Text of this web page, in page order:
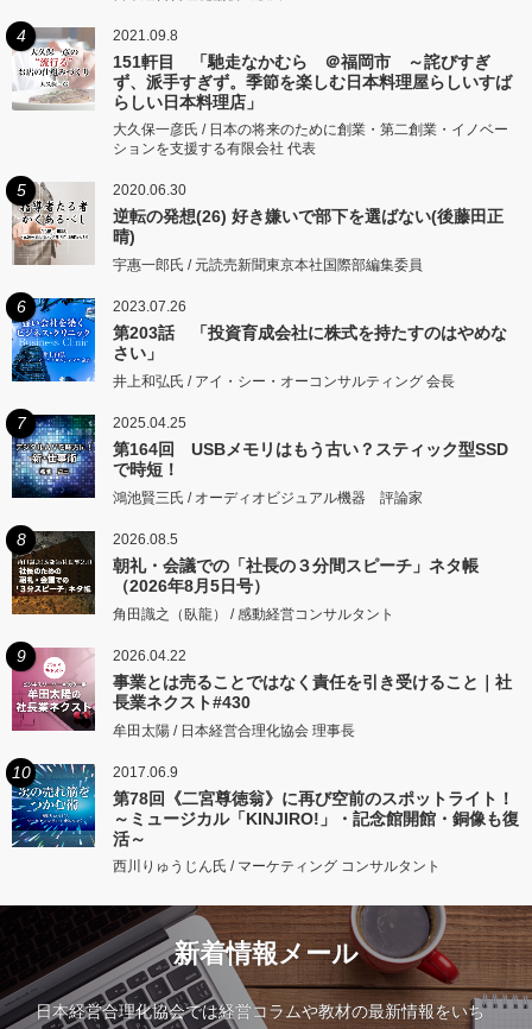
4 2021.09.8
151軒目 「馳走なかむら ＠福岡市 ～詫びすぎ
ず、派手すぎず。季節を楽しむ日本料理屋らしいすば
らしい日本料理店」
大久保一彦氏 / 日本の将来のために創業・第二創業・イノベー
ションを支援する有限会社 代表
5 2020.06.30
逆転の発想(26) 好き嫌いで部下を選ばない(後藤田正
晴)
宇惠一郎氏 / 元読売新聞東京本社国際部編集委員
6 2023.07.26
第203話 「投資育成会社に株式を持たすのはやめな
さい」
井上和弘氏 / アイ・シー・オーコンサルティング 会長
7 2025.04.25
第164回 USBメモリはもう古い？スティック型SSD
で時短！
鴻池賢三氏 / オーディオビジュアル機器 評論家
8 2026.08.5
朝礼・会議での「社長の３分間スピーチ」ネタ帳
（2026年8月5日号）
角田識之（臥龍） / 感動経営コンサルタント
9 2026.04.22
事業とは売ることではなく責任を引き受けること｜社
長業ネクスト#430
牟田太陽 / 日本経営合理化協会 理事長
10 2017.06.9
第78回《二宮尊徳翁》に再び空前のスポットライト！
～ミュージカル「KINJIRO!」・記念館開館・銅像も復
活～
西川りゅうじん氏 / マーケティング コンサルタント
新着情報メール
日本経営合理化協会では経営コラムや教材の最新情報をいち